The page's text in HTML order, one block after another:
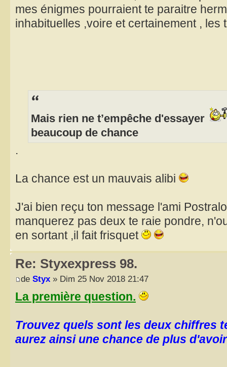
mes énigmes pourraient te paraitre
inhabituelles ,voire et certainement , les
Mais rien ne t’empêche d'essayer
beaucoup de chance
.
La chance est un mauvais alibi
J'ai bien reçu ton message l'ami
manquerez pas deux te raie pondre,
en sortant ,il fait frisquet
Re: Styxexpress 98.
de Styx » Dim 25 Nov 2018 21:47
La première question.
Trouvez quels sont les deux chiffres
aurez ainsi une chance de plus